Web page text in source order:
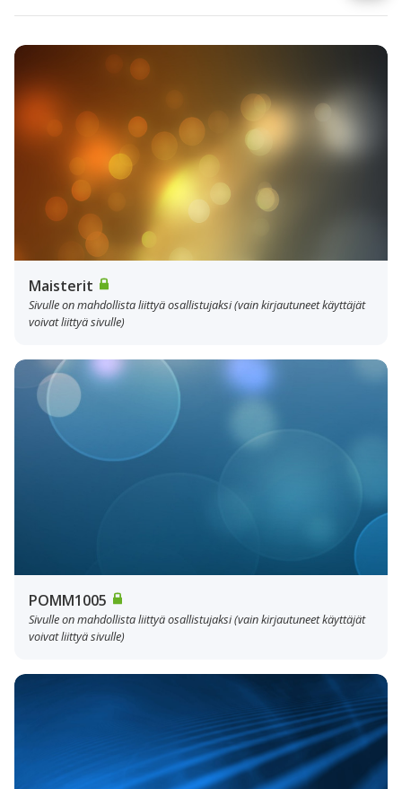
Maisterit
Sivulle on mahdollista liittyä osallistujaksi (vain kirjautuneet käyttäjät
voivat liittyä sivulle)
POMM1005
Sivulle on mahdollista liittyä osallistujaksi (vain kirjautuneet käyttäjät
voivat liittyä sivulle)